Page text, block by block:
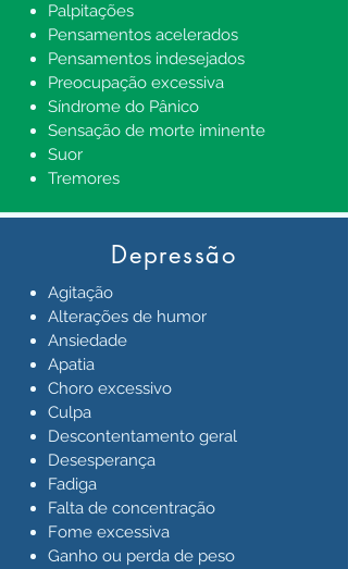
Palpitações
Pensamentos acelerados
Pensamentos indesejados
Preocupação excessiva
Síndrome do Pânico
Sensação de morte iminente
Suor
Tremores
Depressão
Agitação
Alterações de humor
Ansiedade
Apatia
Choro excessivo
Culpa
Descontentamento geral
Desesperança
Fadiga
Falta de concentração
Fome excessiva
Ganho ou perda de peso